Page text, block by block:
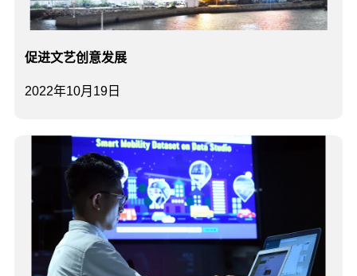
2022年10月19日
促进文艺创意发展